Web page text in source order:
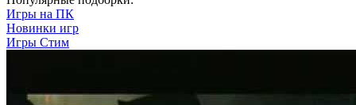
Игры на ПК
Новинки игр
Игры Стим